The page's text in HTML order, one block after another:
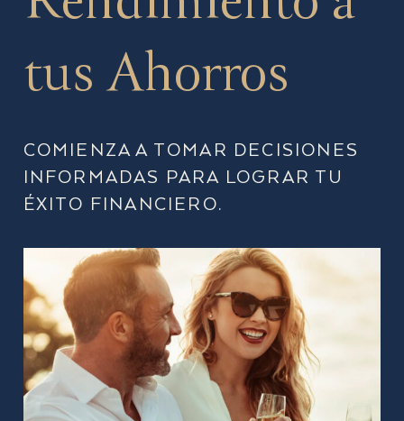
tus Ahorros
COMIENZA A TOMAR DECISIONES
INFORMADAS PARA LOGRAR TU
ÉXITO FINANCIERO.